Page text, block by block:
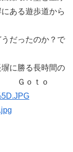
ある遊歩道から
だったのか？で
に勝る長時間の
Ｇｏｔｏ